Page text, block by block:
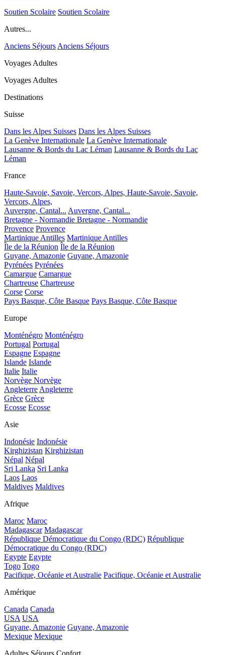
Soutien Scolaire Soutien Scolaire
Autres...
Anciens SéjoursAnciens Séjours
Voyages Adultes
Voyages Adultes
Destinations
Suisse
Dans les Alpes Suisses Dans les Alpes Suisses
La Genève Internationale La Genève Internationale
Lausanne & Bords du Lac Léman Lausanne & Bords du Lac
Léman
France
Haute-Savoie, Savoie, Vercors, Alpes, Haute-Savoie, Savoie,
Vercors, Alpes,
Auvergne, Cantal... Auvergne, Cantal...
Bretagne - Normandie Bretagne - Normandie
Provence Provence
Martinique Antilles Martinique Antilles
Île de la Réunion Île de la Réunion
Guyane, Amazonie Guyane, Amazonie
Pyrénées Pyrénées
Camargue Camargue
Chartreuse Chartreuse
Corse Corse
Pays Basque, Côte Basque Pays Basque, Côte Basque
Europe
Monténégro Monténégro
Portugal Portugal
Espagne Espagne
Islande Islande
Italie Italie
Norvège Norvège
AngleterreAngleterre
Grèce Grèce
Ecosse Ecosse
Asie
Indonésie Indonésie
Kirghizistan Kirghizistan
Népal Népal
Sri Lanka Sri Lanka
Laos Laos
Maldives Maldives
Afrique
Maroc Maroc
Madagascar Madagascar
République Démocratique du Congo (RDC) République
Démocratique du Congo (RDC)
Egypte Egypte
Togo Togo
Pacifique, Océanie et Australie Pacifique, Océanie et Australie
Amérique
Canada Canada
USA USA
Guyane, Amazonie Guyane, Amazonie
Mexique Mexique